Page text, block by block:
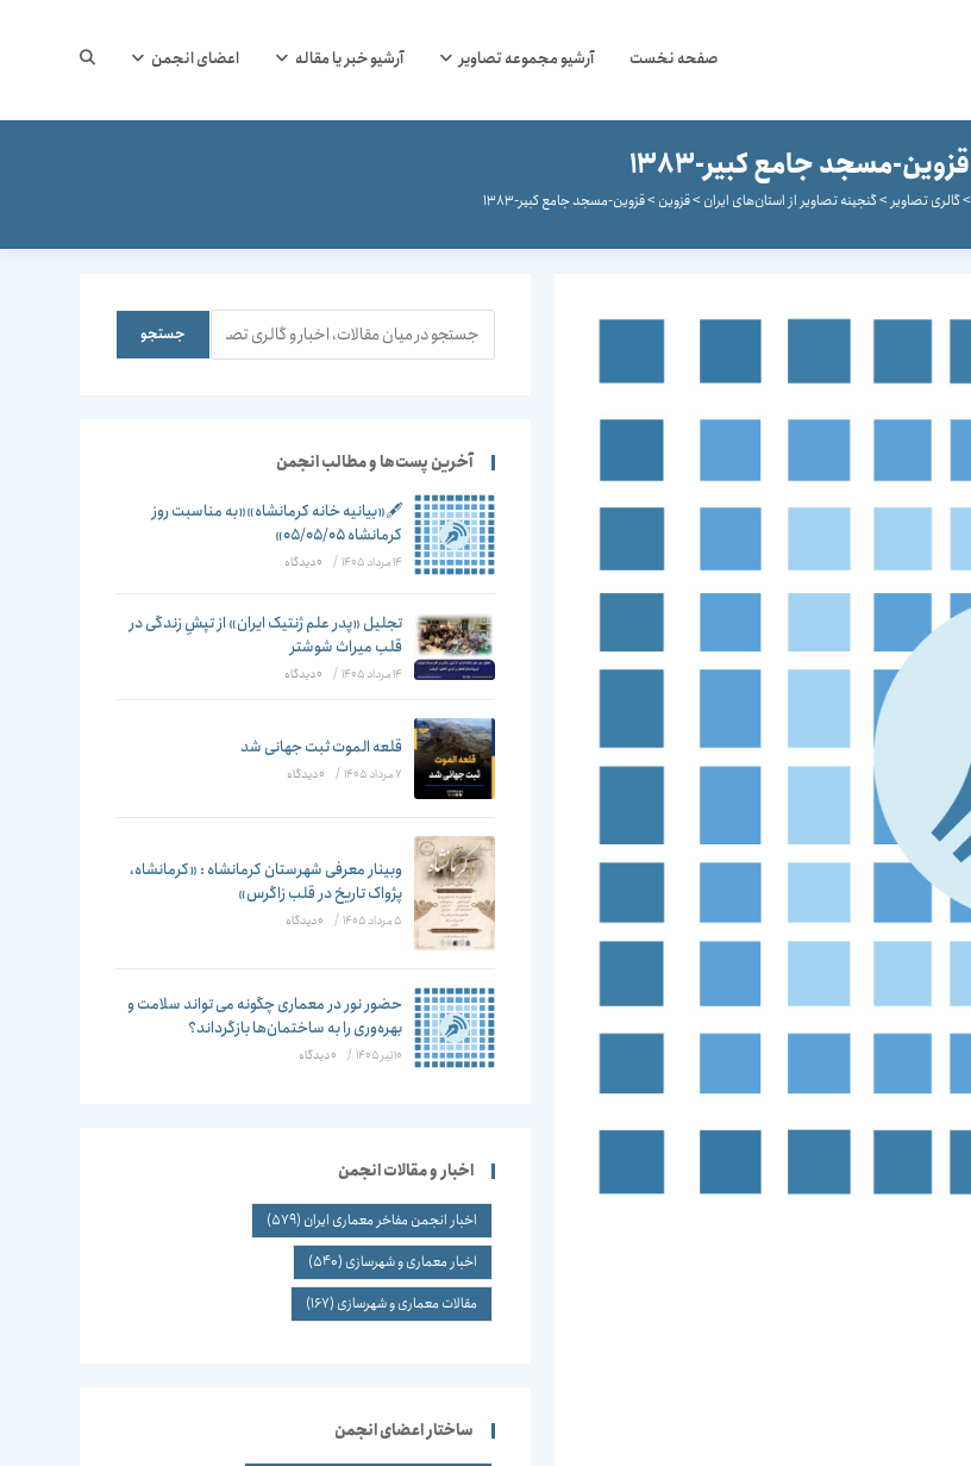
صفحه نخست آرشیو مجموعه تصاویر آرشیو خبر یا مقاله اعضای انجمن جستجوی
قزوین-مسجد جامع کبیر-1383
>گالری تصاویر >گنجینه تصاویر از استان‌های ایران >قزوین >قزوین-مسجد جامع کبیر-1383
جستجو جستجو
آخرین پست‌ها و مطالب انجمن
🖋️«بیانیه خانه کرمانشاه»«به مناسبت روز
کرمانشاه ۰۵/۰۵/۰۵»
14 مرداد 1405 / ۰ دیدگاه
تجلیل «پدر علم ژنتیک ایران» از تپشِ زندگی در
قلب میراث شوشتر
14 مرداد 1405 / ۰ دیدگاه
قلعه الموت ثبت جهانی شد
7 مرداد 1405 / ۰ دیدگاه
وبینار معرفی شهرستان کرمانشاه : «کرمانشاه،
پژواک تاریخ در قلب زاگرس»
5 مرداد 1405 / ۰ دیدگاه
حضور نور در معماری چگونه می تواند سلامت و
بهره‌وری را به ساختمان‌ها بازگرداند؟
10 تیر 1405 / ۰ دیدگاه
اخبار و مقالات انجمن
اخبار انجمن مفاخر معماری ایران (579)
اخبار معماری و شهرسازی (540)
مقالات معماری و شهرسازی (167)
ساختار اعضای انجمن